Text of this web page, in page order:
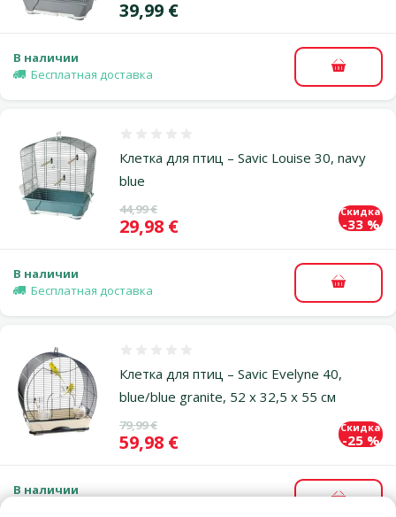
Цена
39,99 €
В наличии
Бесплатная доставка
В
Клетка для птиц – Savic Louise 30, navy
blue
Исходная цена
44,99 €
Цена
29,98 €
Скидка
-33 %
В наличии
Бесплатная доставка
В
Клетка для птиц – Savic Evelyne 40,
blue/blue granite, 52 x 32,5 x 55 см
Исходная цена
79,99 €
Цена
59,98 €
Скидка
-25 %
В наличии
В